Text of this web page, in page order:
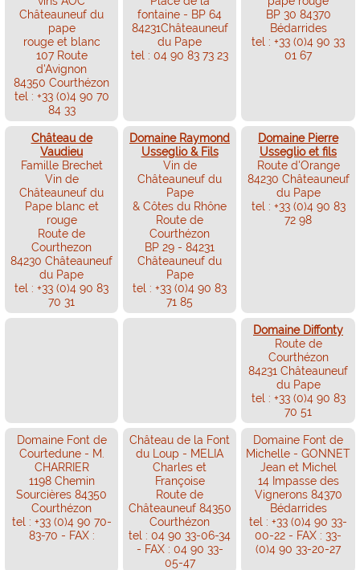
Châteauneuf du
pape
rouge et blanc
107 Route
d'Avignon
84350 Courthézon
tel : +33 (0)4 90 70
84 33
fontaine - BP 64
84231Châteauneuf
du Pape
tel : 04 90 83 73 23
BP 30 84370
Bédarrides
tel : +33 (0)4 90 33
01 67
Château de
Vaudieu
Famille Brechet
Vin de
Châteauneuf du
Pape blanc et
rouge
Route de
Courthezon
84230 Châteauneuf
du Pape
tel : +33 (0)4 90 83
70 31
Domaine Raymond
Usseglio & Fils
Vin de
Châteauneuf du
Pape
& Côtes du Rhône
Route de
Courthézon
BP 29 - 84231
Châteauneuf du
Pape
tel : +33 (0)4 90 83
71 85
Domaine Pierre
Usseglio et fils
Route d'Orange
84230 Châteauneuf
du Pape
tel : +33 (0)4 90 83
72 98
Domaine Diffonty
Route de
Courthézon
84231 Châteauneuf
du Pape
tel : +33 (0)4 90 83
70 51
Domaine Font de
Courtedune - M.
CHARRIER
1198 Chemin
Sourcières 84350
Courthézon
tel : +33 (0)4 90 70-
83-70 - FAX :
Château de la Font
du Loup - MELIA
Charles et
Françoise
Route de
Châteauneuf 84350
Courthézon
tel : 04 90 33-06-34
- FAX : 04 90 33-
05-47
Domaine Font de
Michelle - GONNET
Jean et Michel
14 Impasse des
Vignerons 84370
Bédarrides
tel : +33 (0)4 90 33-
00-22 - FAX : 33-
(0)4 90 33-20-27